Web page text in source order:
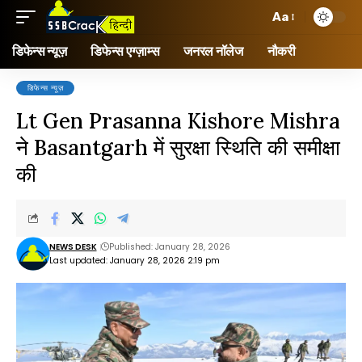
Aa
डिफेन्स न्यूज़ डिफेन्स एग्ज़ाम्स जनरल नॉलेज नौकरी
डिफेन्स न्यूज़
Lt Gen Prasanna Kishore Mishra
ने Basantgarh में सुरक्षा स्थिति की समीक्षा
की
Last updated: January 28, 2026 2:19 pm
NEWS DESK Published: January 28, 2026